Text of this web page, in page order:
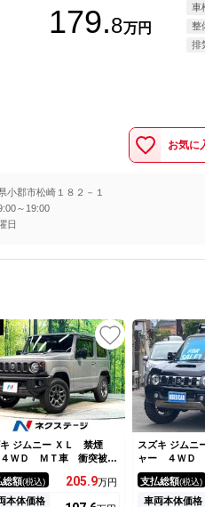
179.8万円
車
整
排
お気に
小郡市松崎１８２－１
～19:00
日
キ ジムニー ＸＬ 禁煙
ＷＤ ＭＴ車 衝突被害
ステム コーナーセンサ
席シートヒーター スマ
キー ビルトインＥＴＣ
総額(税込) 205.9万円
本体価格
スズキ ジムニ
ャー ４ＷＤ
Ｄナビ フル
ガード ルー
レコ シート
支払総額(税込)
車両本体価格